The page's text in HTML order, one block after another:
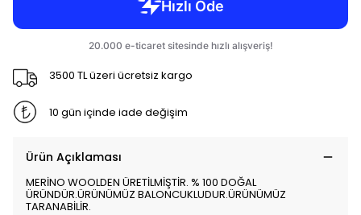
3500 TL üzeri ücretsiz kargo
10 gün içinde iade değişim
Ürün Açıklaması
MERİNO WOOLDEN ÜRETİLMİŞTİR. % 100 DOĞAL
ÜRÜNDÜR.ÜRÜNÜMÜZ BALONCUKLUDUR.ÜRÜNÜMÜZ
TARANABİLİR.